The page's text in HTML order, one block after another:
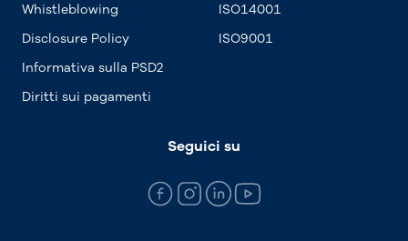
Whistleblowing
Disclosure Policy
Informativa sulla PSD2
Diritti sui pagamenti
ISO14001
ISO9001
Seguici su